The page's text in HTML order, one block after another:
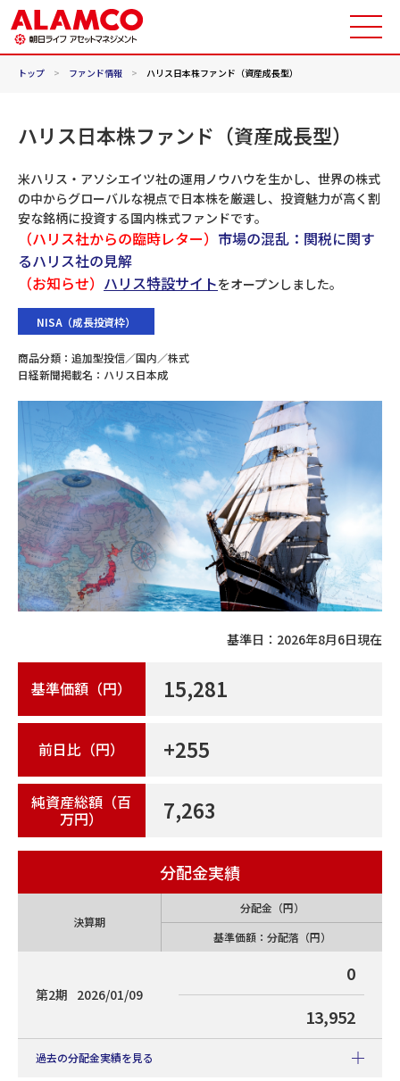
トップ > ファンド情報 > ハリス日本株ファンド（資産成長型）
ハリス日本株ファンド（資産成長型）
米ハリス・アソシエイツ社の運用ノウハウを生かし、世界の株式
の中からグローバルな視点で日本株を厳選し、投資魅力が高く割
安な銘柄に投資する国内株式ファンドです。
（ハリス社からの臨時レター） 市場の混乱：関税に関す
るハリス社の見解
（お知らせ） ハリス特設サイトをオープンしました。
NISA（成長投資枠）
商品分類： 追加型投信／国内／株式
日経新聞掲載名： ハリス日本成
基準日： 2026年8月6日現在
基準価額（円） 15,281
前日比（円） +255
純資産総額（百
万円） 7,263
分配金実績
決算期
分配金（円）
基準価額：分配落（円）
第2期 2026/01/09
0
13,952
過去の分配金実績を見る